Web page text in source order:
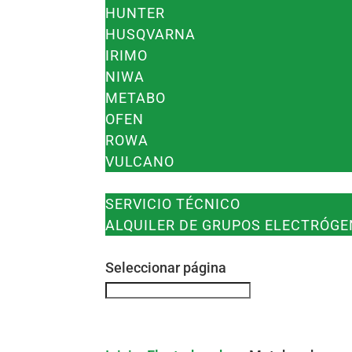
HUNTER
HUSQVARNA
IRIMO
NIWA
METABO
OFEN
ROWA
VULCANO
SERVICIO TÉCNICO
ALQUILER DE GRUPOS
Seleccionar página